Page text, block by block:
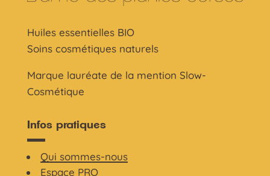
Huiles essentielles BIO
Soins cosmétiques naturels
Marque lauréate de la mention Slow-
Cosmétique
Infos pratiques
Qui sommes-nous
Espace PRO